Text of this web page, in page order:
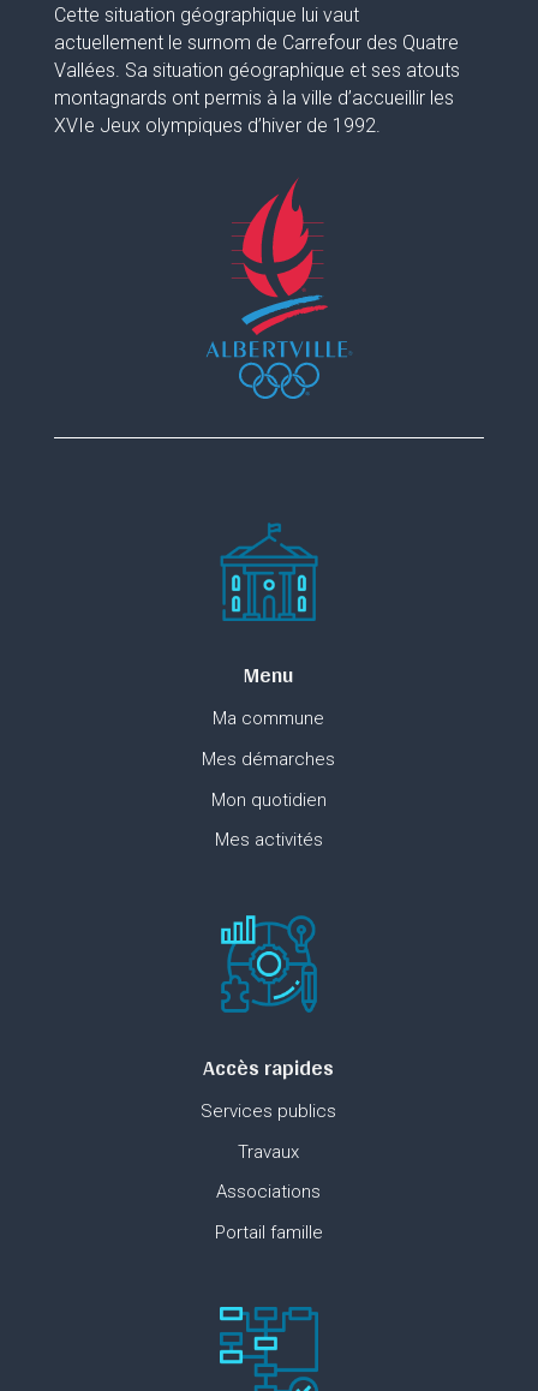
Cette situation géographique lui vaut
actuellement le surnom de Carrefour des Quatre
Vallées. Sa situation géographique et ses atouts
montagnards ont permis à la ville d’accueillir les
XVIe Jeux olympiques d’hiver de 1992.
Menu
Ma commune
Mes démarches
Mon quotidien
Mes activités
Accès rapides
Services publics
Travaux
Associations
Portail famille